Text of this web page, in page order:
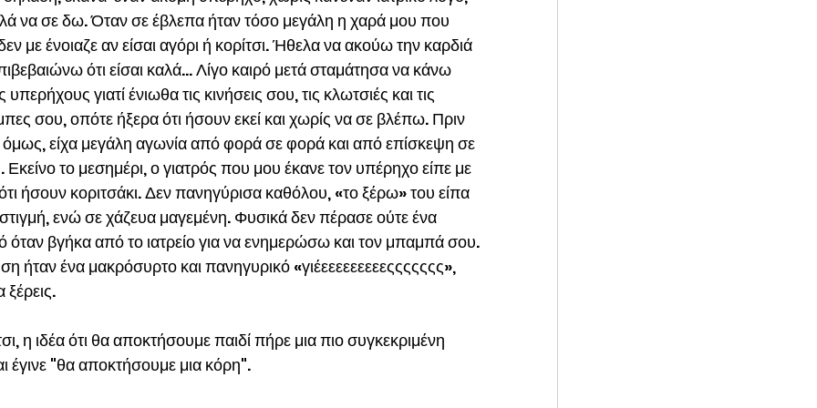
να σε δω. Όταν σε έβλεπα ήταν τόσο μεγάλη η χαρά μου που
δεν με ένοιαζε αν είσαι αγόρι ή κορίτσι. Ήθελα να ακούω την καρδιά
ότι είσαι καλά… Λίγο καιρό μετά σταμάτησα να κάνω
γιατί ένιωθα τις κινήσεις σου, τις κλωτσιές και τις
σου, οπότε ήξερα ότι ήσουν εκεί και χωρίς να σε βλέπω. Πριν
είχα μεγάλη αγωνία από φορά σε φορά και από επίσκεψη σε
Εκείνο το μεσημέρι, ο γιατρός που μου έκανε τον υπέρηχο είπε με
ήσουν κοριτσάκι. Δεν πανηγύρισα καθόλου, «το ξέρω» του είπα
στιγμή, ενώ σε χάζευα μαγεμένη. Φυσικά δεν πέρασε ούτε ένα
όταν βγήκα από το ιατρείο για να ενημερώσω και τον μπαμπά σου.
ήταν ένα μακρόσυρτο και πανηγυρικό «γιέεεεεεεεεεςςςςςςς»,
ξέρεις.
η ιδέα ότι θα αποκτήσουμε παιδί πήρε μια πιο συγκεκριμένη
έγινε "θα αποκτήσουμε μια κόρη".